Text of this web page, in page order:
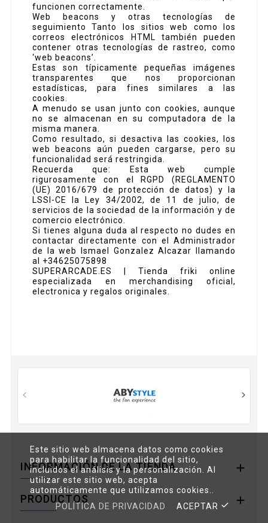
funcionen correctamente.
Web beacons y otras tecnologías de
seguimiento Tanto los sitios web como los
correos electrónicos HTML también pueden
contener otras tecnologías de rastreo, como
‘web beacons’.
Estas son típicamente pequeñas imágenes
transparentes que nos proporcionan
estadísticas, para fines similares a las
cookies.
A menudo se usan junto con cookies, aunque
no se almacenan en su computadora de la
misma manera.
Como resultado, si desactiva las cookies, los
web beacons aún pueden cargarse, pero su
funcionalidad será restringida.
Recuerda que: Esta web cumple
rigurosamente con el RGPD (REGLAMENTO
(UE) 2016/679 de protección de datos) y la
LSSI-CE la Ley 34/2002, de 11 de julio, de
servicios de la sociedad de la información y de
comercio electrónico.
Si tienes alguna duda al respecto no dudes en
contactar directamente con el Administrador
de la web Ismael Gonzalez Alcazar llamando
al +34625075898
SUPERARCADE.ES | Tienda friki online
especializada en merchandising oficial,
electronica y regalos originales.
INFORMACIÓN DE LA TIENDA 
PRODUCTOS 
Este sitio web almacena datos como cookies
para habilitar la funcionalidad del sitio,
incluidos el análisis y la personalización. Al
utilizar este sitio web, acepta
automáticamente que utilizamos cookies..
POLÍTICA DE PRIVACIDAD
ACEPTAR